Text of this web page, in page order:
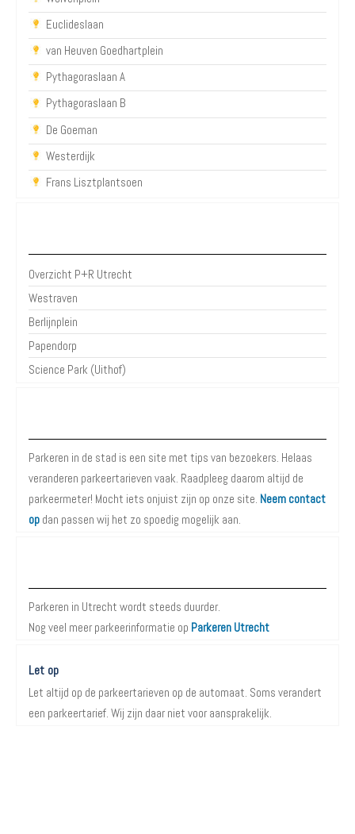
Euclideslaan
van Heuven Goedhartplein
Pythagoraslaan A
Pythagoraslaan B
De Goeman
Westerdijk
Frans Lisztplantsoen
Overzicht P+R Utrecht
Westraven
Berlijnplein
Papendorp
Science Park (Uithof)
Parkeren in de stad is een site met tips van bezoekers. Helaas
veranderen parkeertarieven vaak. Raadpleeg daarom altijd de
parkeermeter! Mocht iets onjuist zijn op onze site. Neem contact
op dan passen wij het zo spoedig mogelijk aan.
Parkeren in Utrecht wordt steeds duurder.
Nog veel meer parkeerinformatie op Parkeren Utrecht
Let op
Let altijd op de parkeertarieven op de automaat. Soms verandert
een parkeertarief. Wij zijn daar niet voor aansprakelijk.